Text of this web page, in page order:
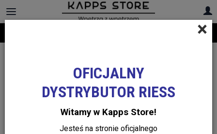
+48 22 299 19 84
×
OFICJALNY
DYSTRYBUTOR RIESS
Witamy w Kapps Store!
Jesteś na stronie oficjalnego